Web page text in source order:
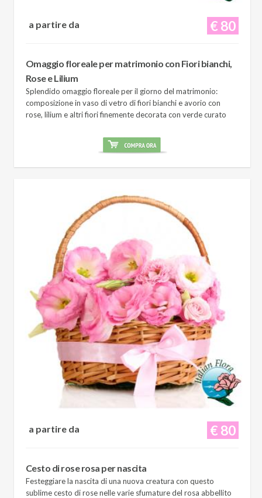
€ 80
a partire da
Omaggio floreale per matrimonio con Fiori bianchi,
Rose e Lilium
Splendido omaggio floreale per il giorno del matrimonio:
composizione in vaso di vetro di fiori bianchi e avorio con
rose, lilium e altri fiori finemente decorata con verde curato
€ 80
a partire da
Cesto di rose rosa per nascita
Festeggiare la nascita di una nuova creatura con questo
sublime cesto di rose nelle varie sfumature del rosa abbellito